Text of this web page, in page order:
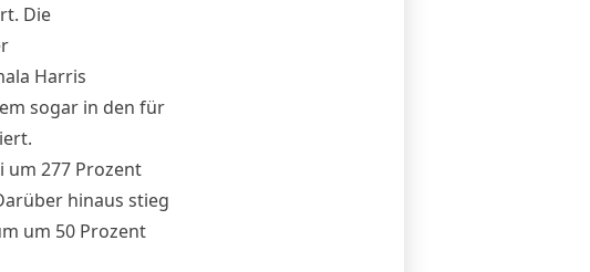
Die
Harris
sogar in den für
um 277 Prozent
hinaus stieg
um 50 Prozent